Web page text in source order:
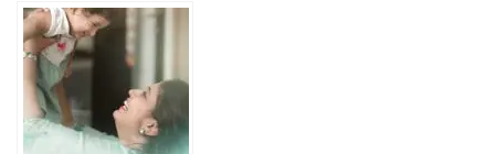
கொடுங்கள்